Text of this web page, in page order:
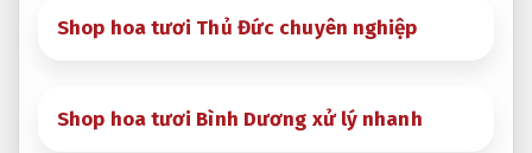
Shop hoa tươi Thủ Đức chuyên nghiệp
Shop hoa tươi Bình Dương xử lý nhanh